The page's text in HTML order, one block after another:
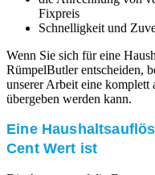
Fixpreis
Schnelligkeit und
Wenn Sie sich für eine
RümpelButler entscheiden,
unserer Arbeit eine komplett
übergeben werden kann.
Eine
Cent Wert ist